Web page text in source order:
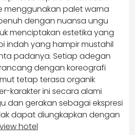
menggunakan palet warna
dengan nuansa ungu
menciptakan estetika yang
indah yang hampir mustahil
padanya. Setiap adegan
dengan koreografi
tetap terasa organik
karakter ini secara alami
dan gerakan sebagai ekspresi
dapat diungkapkan dengan
hotel